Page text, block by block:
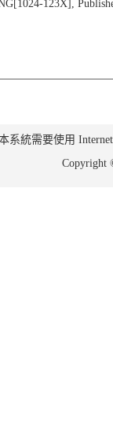
123X],
系統需要使用
Copyright